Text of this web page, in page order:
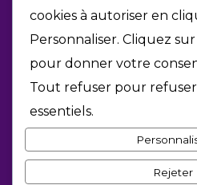
→ Collaboration
les professionnel.les
multidisciplinaire
développement de
cookies à autoriser en
Personnaliser. Cliquez
pour donner votre
Tout refuser pour refuser
essentiels.
Rejeter